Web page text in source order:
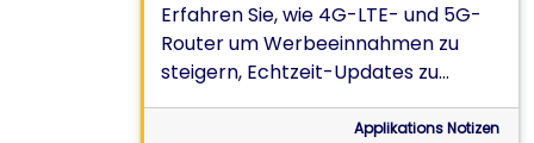
Erfahren Sie, wie 4G-LTE- und 5G-
Router um Werbeeinnahmen zu
steigern, Echtzeit-Updates zu
liefern und die Energieverwaltung zu
Applikations Notizen